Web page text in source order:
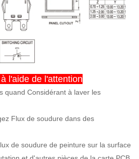
l'aide de l'attention
quand Considérant à laver les
Flux de soudure dans des
de soudure de peinture sur la surface